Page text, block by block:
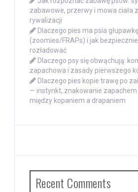
zabawowe, przerwy i mowa ciała
rywalizacji
Dlaczego pies ma psia głupawkę
(zoomies/FRAPs) i jak
rozładować
Dlaczego psy się obwąchują:
zapachowa i zasady pierwszego
Dlaczego pies kopie trawę po
— instynkt, znakowanie zapachem
między kopaniem a drapaniem
Recent Comments